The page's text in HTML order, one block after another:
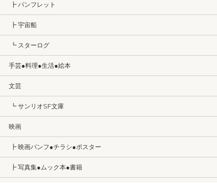
┣ パンフレット
┣ 宇宙船
┗ スターログ
手芸●料理●生活●絵本
文芸
┗ サンリオSF文庫
映画
┣ 映画パンフ●チラシ●ポスター
┣ 写真集●ムック本●書籍